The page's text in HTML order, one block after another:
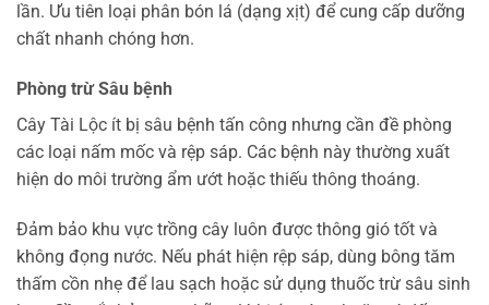
lần. Ưu tiên loại phân bón lá (dạng xịt) để cung cấp dưỡng
chất nhanh chóng hơn.
Phòng trừ Sâu bệnh
Cây Tài Lộc ít bị sâu bệnh tấn công nhưng cần đề phòng
các loại nấm mốc và rệp sáp. Các bệnh này thường xuất
hiện do môi trường ẩm ướt hoặc thiếu thông thoáng.
Đảm bảo khu vực trồng cây luôn được thông gió tốt và
không đọng nước. Nếu phát hiện rệp sáp, dùng bông tăm
thấm cồn nhẹ để lau sạch hoặc sử dụng thuốc trừ sâu sinh